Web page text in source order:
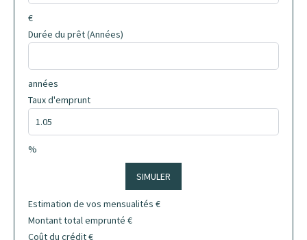
€
Durée du prêt (Années)
années
Taux d'emprunt
%
SIMULER
Estimation de vos mensualités €
Montant total emprunté €
Coût du crédit€